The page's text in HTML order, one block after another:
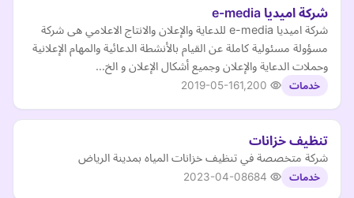
شركة اميديا e-media
شركة اميديا e-media للدعاية والإعلان والانتاج الاعلامي هى شركة
مسؤولة مسئولية كاملة عن القيام بالأنشطة الدعائية والمهام الإعلانية
وحملات الدعاية والإعلان وجميع أشكال الإعلان و الخ…
خدمات 2019-05-16
تنظيف خزانات
شركة متخصصة في تنظيف خزانات المياه بمدينة الرياض
خدمات 2023-04-08